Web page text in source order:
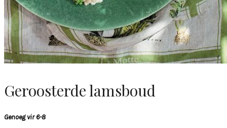
Geroosterde lamsboud
Genoeg vir 6-8